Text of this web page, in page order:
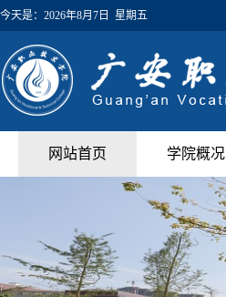
今天是： 2026年8月7日 星期五
网站首页 学院概况